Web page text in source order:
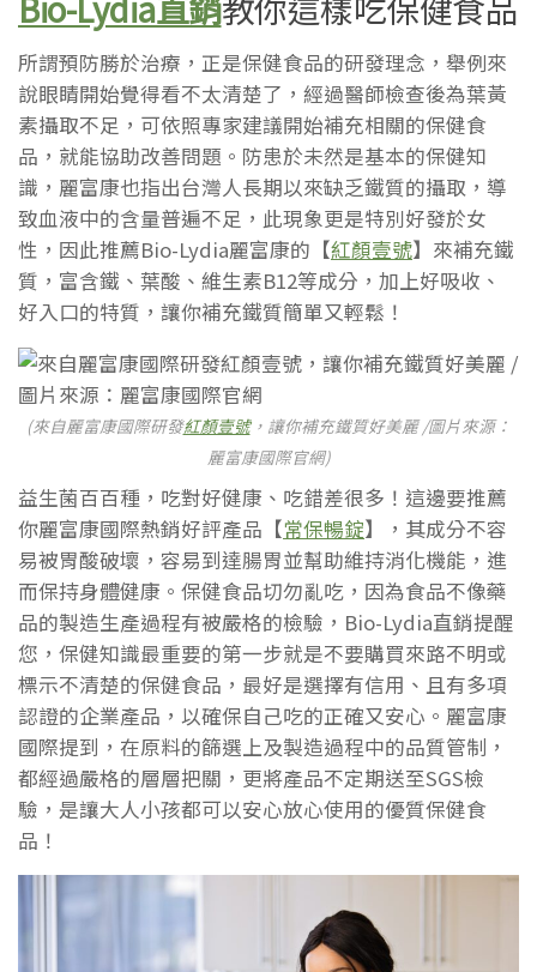
所謂預防勝於治療，正是保健食品的研發理念，舉例來
說眼睛開始覺得看不太清楚了，經過醫師檢查後為葉黃
素攝取不足，可依照專家建議開始補充相關的保健食
品，就能協助改善問題。防患於未然是基本的保健知
識，麗富康也指出台灣人長期以來缺乏鐵質的攝取，導
致血液中的含量普遍不足，此現象更是特別好發於女
性，因此推薦Bio-Lydia麗富康的【紅顏壹號】來補充鐵
質，富含鐵、葉酸、維生素B12等成分，加上好吸收、
好入口的特質，讓你補充鐵質簡單又輕鬆！
(來自麗富康國際研發紅顏壹號，讓你補充鐵質好美麗 /圖片來源：
麗富康國際官網)
益生菌百百種，吃對好健康、吃錯差很多！這邊要推薦
你麗富康國際熱銷好評產品【常保暢錠】，其成分不容
易被胃酸破壞，容易到達腸胃並幫助維持消化機能，進
而保持身體健康。保健食品切勿亂吃，因為食品不像藥
品的製造生產過程有被嚴格的檢驗，Bio-Lydia直銷提醒
您，保健知識最重要的第一步就是不要購買來路不明或
標示不清楚的保健食品，最好是選擇有信用、且有多項
認證的企業產品，以確保自己吃的正確又安心。麗富康
國際提到，在原料的篩選上及製造過程中的品質管制，
都經過嚴格的層層把關，更將產品不定期送至SGS檢
驗，是讓大人小孩都可以安心放心使用的優質保健食
品！